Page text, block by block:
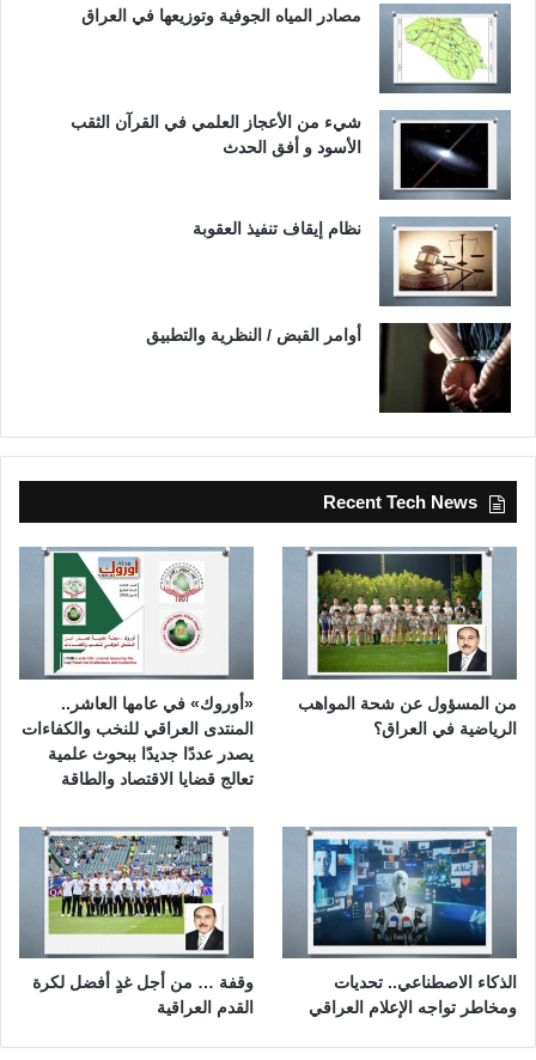
مصادر المياه الجوفية وتوزيعها في العراق
شيء من الأعجاز العلمي في القرآن الثقب
الأسود و أفق الحدث
نظام إيقاف تنفيذ العقوبة
أوامر القبض / النظرية والتطبيق
Recent Tech News
من المسؤول عن شحة المواهب
الرياضية في العراق؟
«أوروك» في عامها العاشر..
المنتدى العراقي للنخب والكفاءات
يصدر عددًا جديدًا ببحوث علمية
تعالج قضايا الاقتصاد والطاقة
الذكاء الاصطناعي.. تحديات
ومخاطر تواجه الإعلام العراقي
وقفة … من أجل غدٍ أفضل لكرة
القدم العراقية